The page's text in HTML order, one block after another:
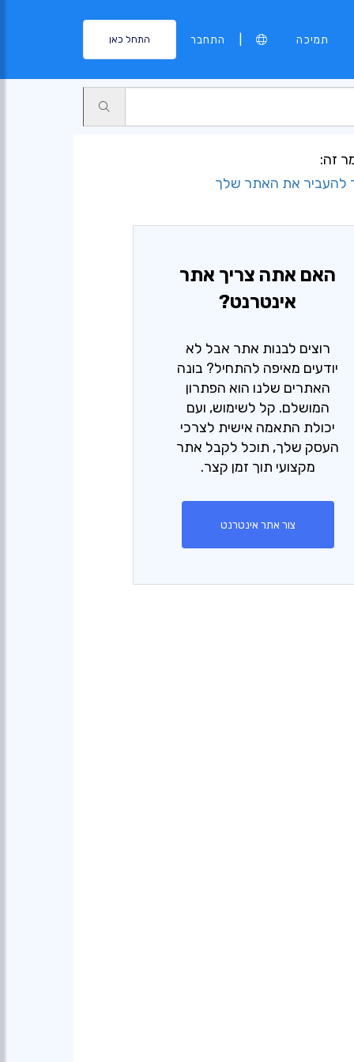
תמיכה התחבר התחל כאן
זה:
להעביר את האתר שלך
האם אתה צריך אתר
אינטרנט?
רוצים לבנות אתר אבל לא
יודעים מאיפה להתחיל? בונה
האתרים שלנו הוא הפתרון
המושלם. קל לשימוש, ועם
יכולת התאמה אישית לצרכי
העסק שלך, תוכל לקבל אתר
מקצועי תוך זמן קצר.
צור אתר אינטרנט